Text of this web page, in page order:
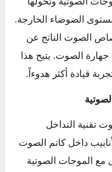
خاصة، مثل الألياف
الصوتية وتحولها
الضوضاء الخارجة.
الصوت الناتج عن
قيادة أكثر هدوءاً.